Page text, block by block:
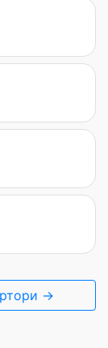
→